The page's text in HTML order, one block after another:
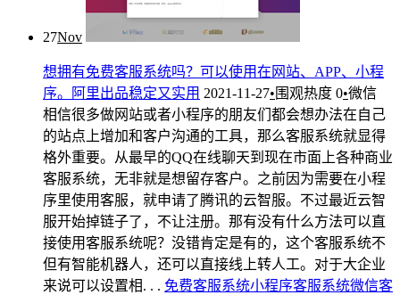
27Nov
想拥有免费客服系统吗？可以使用在网站、APP、小程
序。阿里出品稳定又实用 2021-11-27• 围观热度 0•微信
相信很多做网站或者小程序的朋友们都会想办法在自己
的站点上增加和客户沟通的工具，那么客服系统就显得
格外重要。从最早的QQ在线聊天到现在市面上各种商业
客服系统，无非就是想留存客户。之前因为需要在小程
序里使用客服，就申请了腾讯的云智服。不过最近云智
服开始掉链子了，不让注册。那有没有什么方法可以直
接使用客服系统呢？没错肯定是有的，这个客服系统不
但有智能机器人，还可以直接线上转人工。对于大企业
来说可以设置相. . . 免费客服系统小程序客服系统微信客